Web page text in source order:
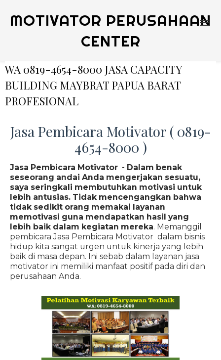
MOTIVATOR PERUSAHAAN
CENTER
WA 0819-4654-8000 JASA CAPACITY
BUILDING MAYBRAT PAPUA BARAT
PROFESIONAL
Jasa Pembicara Motivator ( 0819-
4654-8000 )
Jasa Pembicara Motivator - Dalam benak
seseorang andai Anda mengerjakan sesuatu,
saya seringkali membutuhkan motivasi untuk
lebih antusias. Tidak mencengangkan bahwa
tidak sedikit orang memakai layanan
memotivasi guna mendapatkan hasil yang
lebih baik dalam kegiatan mereka. Memanggil
pembicara Jasa Pembicara Motivator dalam bisnis
hidup kita sangat urgen untuk kinerja yang lebih
baik di masa depan. Ini sebab dalam layanan jasa
motivator ini memiliki manfaat positif pada diri dan
perusahaan Anda.